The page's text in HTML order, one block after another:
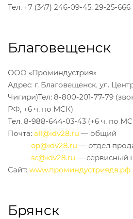
Тел. +7 (347) 246-09-45, 29-25-666
Благовещенск
ООО «Проминдустрия»
Адрес: г. Благовещенск, ул.
Чигири)Тел: 8-800-201-77-79
РФ, +6 ч. по МСК)
Тел. 8-988-644-03-43 (+6 ч. по
Почта: all@idv28.ru — общий
op@idv28.ru — отдел
sc@idv28.ru — сервисный
Сайт: www.проминдустриядв.рф
Брянск